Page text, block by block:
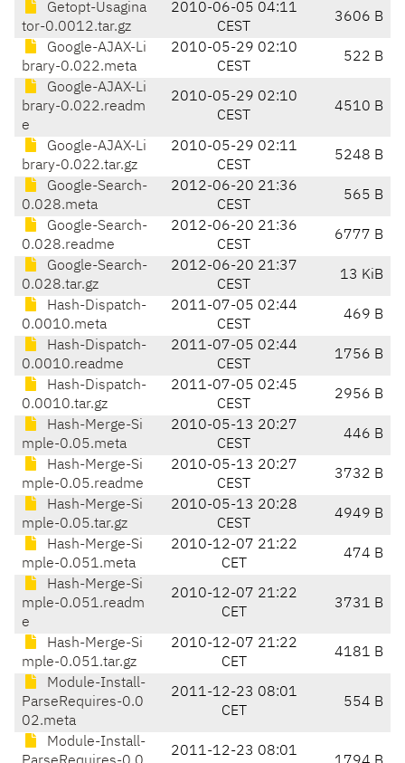
Getopt-Usagina
tor-0.0012.tar.gz
2010-06-05 04:11
CEST
3606 B
Google-AJAX-Li
brary-0.022.meta
2010-05-29 02:10
CEST
522 B
Google-AJAX-Li
brary-0.022.readm
e
2010-05-29 02:10
CEST
4510 B
Google-AJAX-Li
brary-0.022.tar.gz
2010-05-29 02:11
CEST
5248 B
Google-Search-
0.028.meta
2012-06-20 21:36
CEST
565 B
Google-Search-
0.028.readme
2012-06-20 21:36
CEST
6777 B
Google-Search-
0.028.tar.gz
2012-06-20 21:37
CEST
13 KiB
Hash-Dispatch-
0.0010.meta
2011-07-05 02:44
CEST
469 B
Hash-Dispatch-
0.0010.readme
2011-07-05 02:44
CEST
1756 B
Hash-Dispatch-
0.0010.tar.gz
2011-07-05 02:45
CEST
2956 B
Hash-Merge-Si
mple-0.05.meta
2010-05-13 20:27
CEST
446 B
Hash-Merge-Si
mple-0.05.readme
2010-05-13 20:27
CEST
3732 B
Hash-Merge-Si
mple-0.05.tar.gz
2010-05-13 20:28
CEST
4949 B
Hash-Merge-Si
mple-0.051.meta
2010-12-07 21:22
CET
474 B
Hash-Merge-Si
mple-0.051.readm
e
2010-12-07 21:22
CET
3731 B
Hash-Merge-Si
mple-0.051.tar.gz
2010-12-07 21:22
CET
4181 B
Module-Install-
ParseRequires-0.0
02.meta
2011-12-23 08:01
CET
554 B
Module-Install-
2011-12-23 08:01